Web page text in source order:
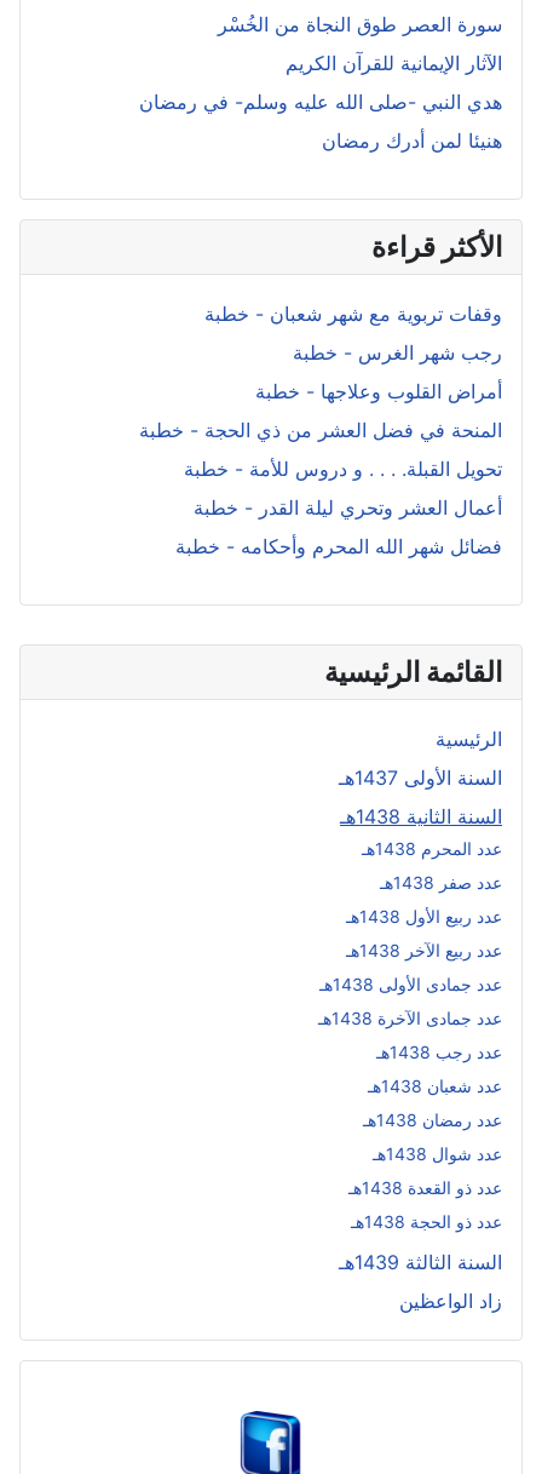
القائمة الرئيسية
الرئيسية
السنة الأولى 1437هـ
السنة الثانية 1438هـ
عدد المحرم 1438هـ
عدد صفر 1438هـ
عدد ربيع الأول 1438هـ
عدد ربيع الآخر 1438هـ
عدد جمادى الأولى 1438هـ
عدد جمادى الآخرة 1438هـ
عدد رجب 1438هـ
عدد شعبان 1438هـ
عدد رمضان 1438هـ
عدد شوال 1438هـ
عدد ذو القعدة 1438هـ
عدد ذو الحجة 1438هـ
السنة الثالثة 1439هـ
زاد الواعظين
سورة العصر طوق النجاة من الخُسْر
الآثار الإيمانية للقرآن الكريم
هدي النبي -صلى الله عليه وسلم- في رمضان
هنيئا لمن أدرك رمضان
الأكثر قراءة
وقفات تربوية مع شهر شعبان - خطبة
رجب شهر الغرس - خطبة
أمراض القلوب وعلاجها - خطبة
المنحة في فضل العشر من ذي الحجة - خطبة
تحويل القبلة. . . . و دروس للأمة - خطبة
أعمال العشر وتحري ليلة القدر - خطبة
فضائل شهر الله المحرم وأحكامه - خطبة